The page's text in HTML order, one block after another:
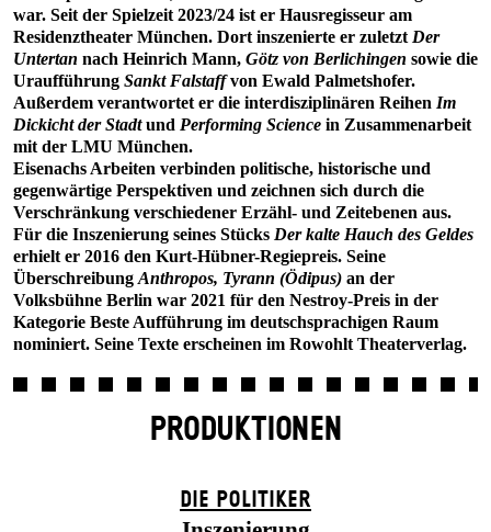
war. Seit der Spielzeit 2023/24 ist er Hausregisseur am
Residenztheater München. Dort inszenierte er zuletzt Der
Untertan nach Heinrich Mann, Götz von Berlichingen sowie die
Uraufführung Sankt Falstaffvon Ewald Palmetshofer.
Außerdem verantwortet er die interdisziplinären Reihen Im
Dickicht der Stadtund Performing Science in Zusammenarbeit
mit der LMU München.
Eisenachs Arbeiten verbinden politische, historische und
gegenwärtige Perspektiven und zeichnen sich durch die
Verschränkung verschiedener Erzähl- und Zeitebenen aus.
Für die Inszenierung seines Stücks Der kalte Hauch des Geldes
erhielt er 2016 den Kurt-Hübner-Regiepreis. Seine
Überschreibung Anthropos, Tyrann (Ödipus) an der
Volksbühne Berlin war 2021 für den Nestroy-Preis in der
Kategorie Beste Aufführung im deutschsprachigen Raum
nominiert. Seine Texte erscheinen im Rowohlt Theaterverlag.
PRODUKTIONEN
DIE POLITIKER